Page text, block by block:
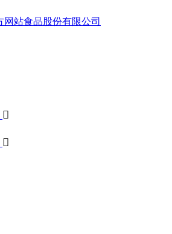

